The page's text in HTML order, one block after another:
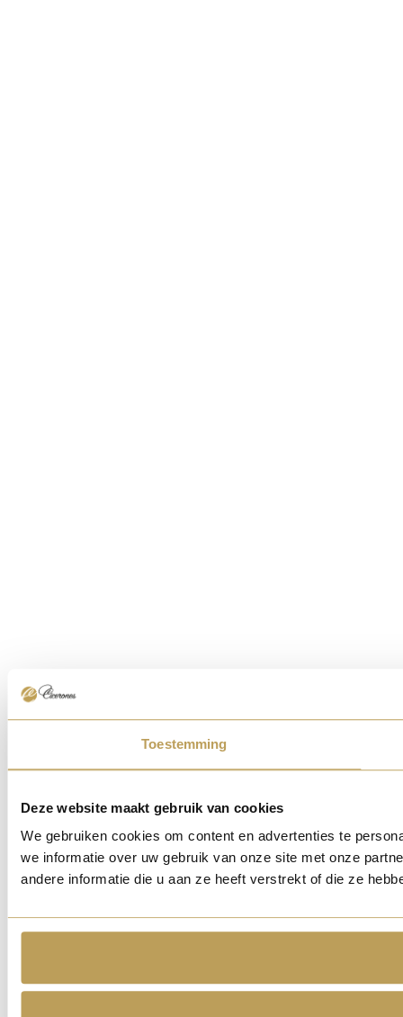
Toestemming
Deze website maakt gebruik van cookies
We gebruiken cookies om content en advertenties te
we informatie over uw gebruik van onze site met onze
andere informatie die u aan ze heeft verstrekt of die ze